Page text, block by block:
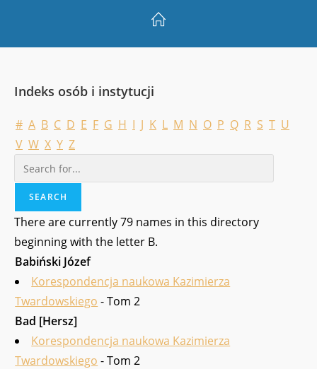
Indeks osób i instytucji
# A B C D E F G H I J K L M N O P Q R S T U
V W X Y Z
There are currently 79 names in this directory
beginning with the letter B.
Babiński Józef
Korespondencja naukowa Kazimierza
Twardowskiego - Tom 2
Bad [Hersz]
Korespondencja naukowa Kazimierza
Twardowskiego - Tom 2